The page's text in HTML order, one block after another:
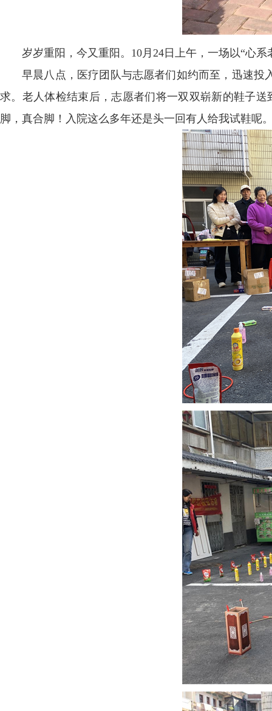
岁岁重阳，今又重阳。10月24日上午，一场以“心
早晨八点，医疗团队与志愿者们如约而至，迅速
求。老人体检结束后，志愿者们将一双双崭新的鞋子
脚，真合脚！入院这么多年还是头一回有人给我试鞋呢